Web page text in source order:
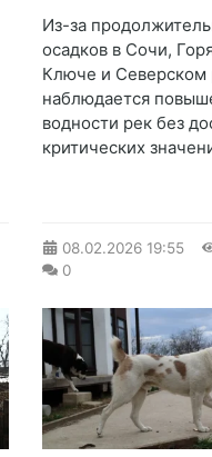
Из-за
осадков в Сочи,
Ключе и Северском
наблюдается
водности рек без
критических
08.02.2026 19:55
0